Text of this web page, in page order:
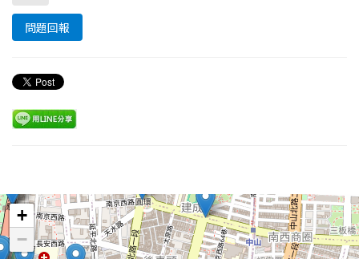
問題回報
+
−